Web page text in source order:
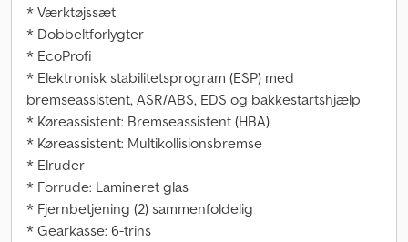
* Værktøjssæt
* Dobbeltforlygter
* EcoProfi
* Elektronisk stabilitetsprogram (ESP) med
bremseassistent, ASR/ABS, EDS og bakkestartshjælp
* Køreassistent: Bremseassistent (HBA)
* Køreassistent: Multikollisionsbremse
* Elruder
* Forrude: Lamineret glas
* Fjernbetjening (2) sammenfoldelig
* Gearkasse: 6-trins